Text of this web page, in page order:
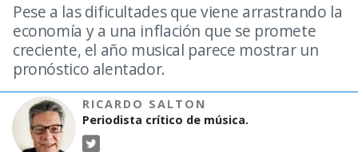
Pese a las dificultades que viene arrastrando la
economía y a una inflación que se promete
creciente, el año musical parece mostrar un
pronóstico alentador.
RICARDO SALTON
Periodista crítico de música.